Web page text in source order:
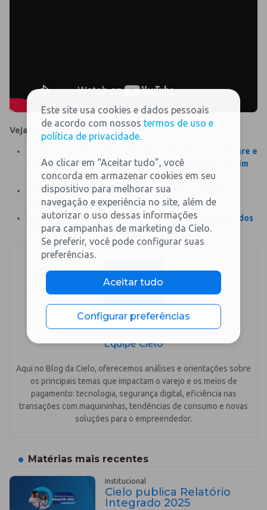
Veja também:
Comércio no Rio Grande do Sul: Varejo em Porto Alegre e
outras 30 cidades gaúchas tem sinais de melhora no fim
de maio
ICVA aponta queda de 1,8% nas vendas no Varejo em
abril
Inteligência de mercado: guie seu negócio com os dados
mais completos do Varejo
Equipe Cielo
Aqui no Blog da Cielo, oferecemos análises e orientações sobre
os principais temas que impactam o varejo e os meios de
pagamento: tecnologia, segurança digital, eficiência nas
transações com maquininhas, tendências de consumo e novas
soluções para o empreendedor.
Matérias mais recentes
Institucional
Cielo publica Relatório
Integrado 2025
Este site usa cookies e dados pessoais
de acordo com nossos termos de uso e
política de privacidade.
Ao clicar em “Aceitar tudo”, você
concorda em armazenar cookies em seu
dispositivo para melhorar sua
navegação e experiência no site, além de
autorizar o uso dessas informações
para campanhas de marketing da Cielo.
Se preferir, você pode configurar suas
preferências.
Aceitar tudo
Configurar preferências